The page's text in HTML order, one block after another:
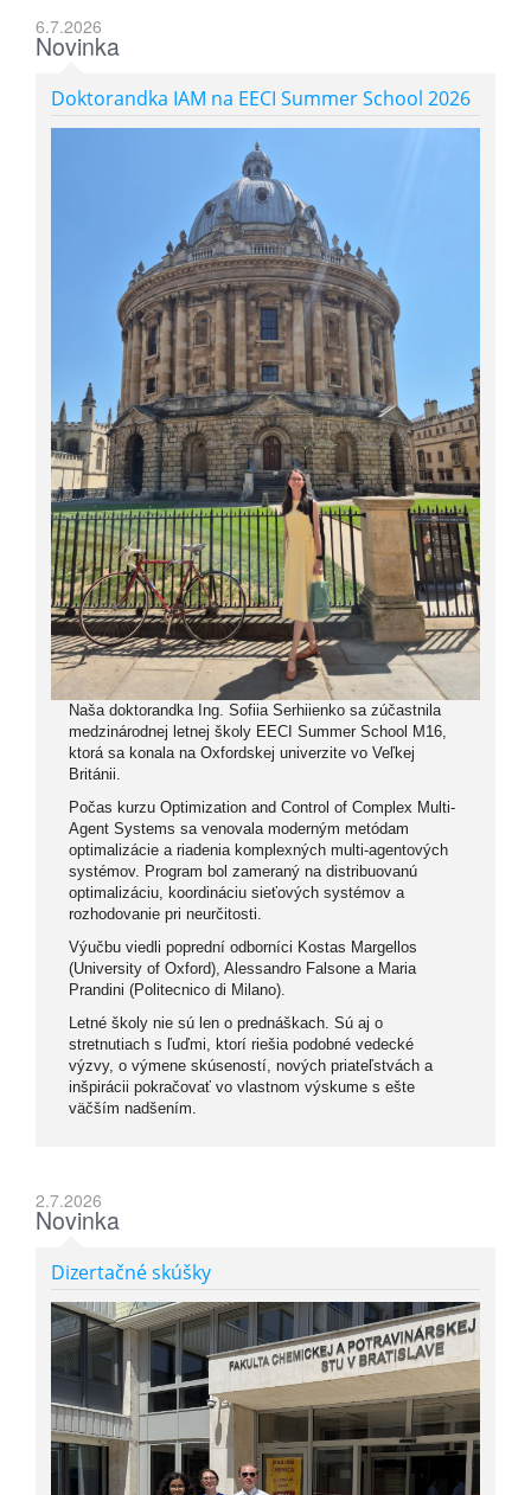
6.7.2026
Novinka
Doktorandka IAM na EECI Summer School 2026
Naša doktorandka Ing. Sofiia Serhiienko sa zúčastnila
medzinárodnej letnej školy EECI Summer School M16,
ktorá sa konala na Oxfordskej univerzite vo Veľkej
Británii.
Počas kurzu Optimization and Control of Complex Multi-
Agent Systems sa venovala moderným metódam
optimalizácie a riadenia komplexných multi-agentových
systémov. Program bol zameraný na distribuovanú
optimalizáciu, koordináciu sieťových systémov a
rozhodovanie pri neurčitosti.
Výučbu viedli poprední odborníci Kostas Margellos
(University of Oxford), Alessandro Falsone a Maria
Prandini (Politecnico di Milano).
Letné školy nie sú len o prednáškach. Sú aj o
stretnutiach s ľuďmi, ktorí riešia podobné vedecké
výzvy, o výmene skúseností, nových priateľstvách a
inšpirácii pokračovať vo vlastnom výskume s ešte
väčším nadšením.
2.7.2026
Novinka
Dizertačné skúšky